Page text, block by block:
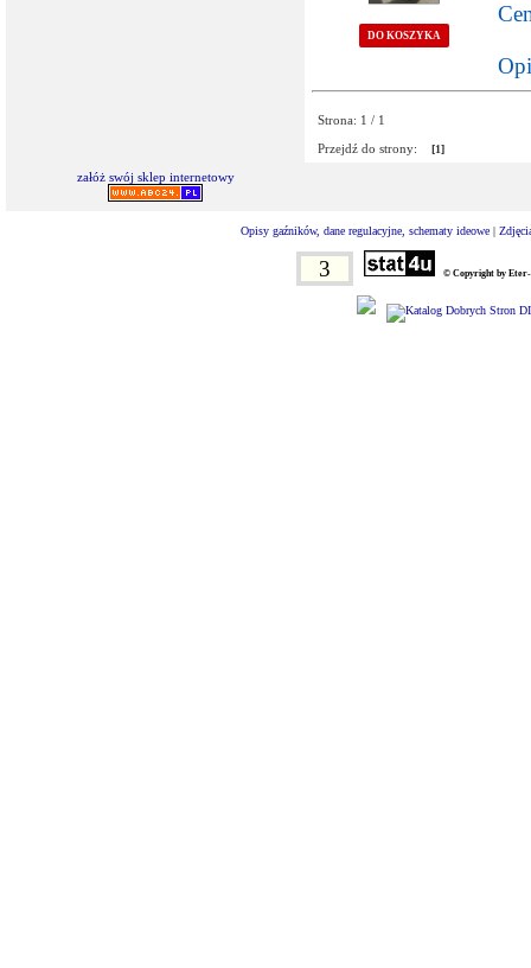
DO KOSZYKA
Strona: 1 / 1
Przejdź do strony:
[1]
załóż swój sklep internetowy
Opisy gaźników, dane regulacyjne, schematy ideowe |
3 © Copyright by